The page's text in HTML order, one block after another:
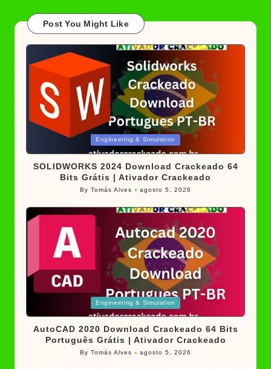
Post You Might Like
in
Engineering & Simulation
SOLIDWORKS 2024 Download Crackeado 64
Bits Grátis | Ativador Crackeado
Posted
ByTomás Alves agosto 5, 2026
in
Engineering & Simulation
AutoCAD 2020 Download Crackeado 64 Bits
Português Grátis | Ativador Crackeado
Posted
ByTomás Alves agosto 5, 2026